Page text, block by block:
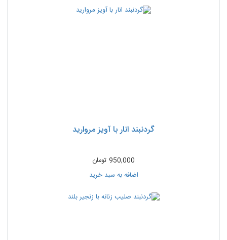
گردنبند انار با آویز مروارید
950,000 تومان
اضافه به سبد خرید